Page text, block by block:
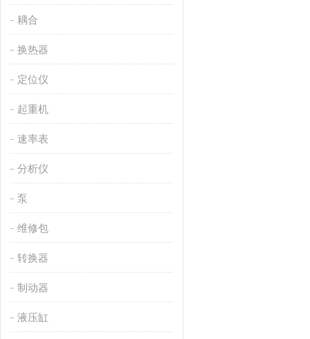
耦合
换热器
定位仪
起重机
速率表
分析仪
泵
维修包
转换器
制动器
液压缸